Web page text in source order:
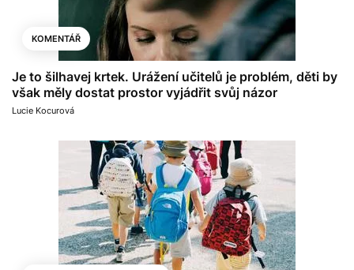
KOMENTÁŘ
Je to šilhavej krtek. Urážení učitelů je problém, děti by
však měly dostat prostor vyjádřit svůj názor
Lucie Kocurová